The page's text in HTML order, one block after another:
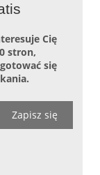
Cię
stron,
się
Zapisz się